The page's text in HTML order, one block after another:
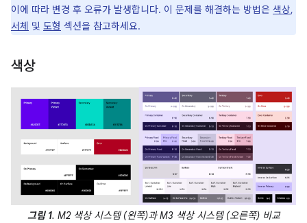
이에 따라 변경 후 오류가 발생합니다. 이 문제를 해결하는 방법은 색상,
서체 및 도형 섹션을 참고하세요.
색상
그림 1. M2 색상 시스템 (왼쪽)과 M3 색상 시스템 (오른쪽) 비교